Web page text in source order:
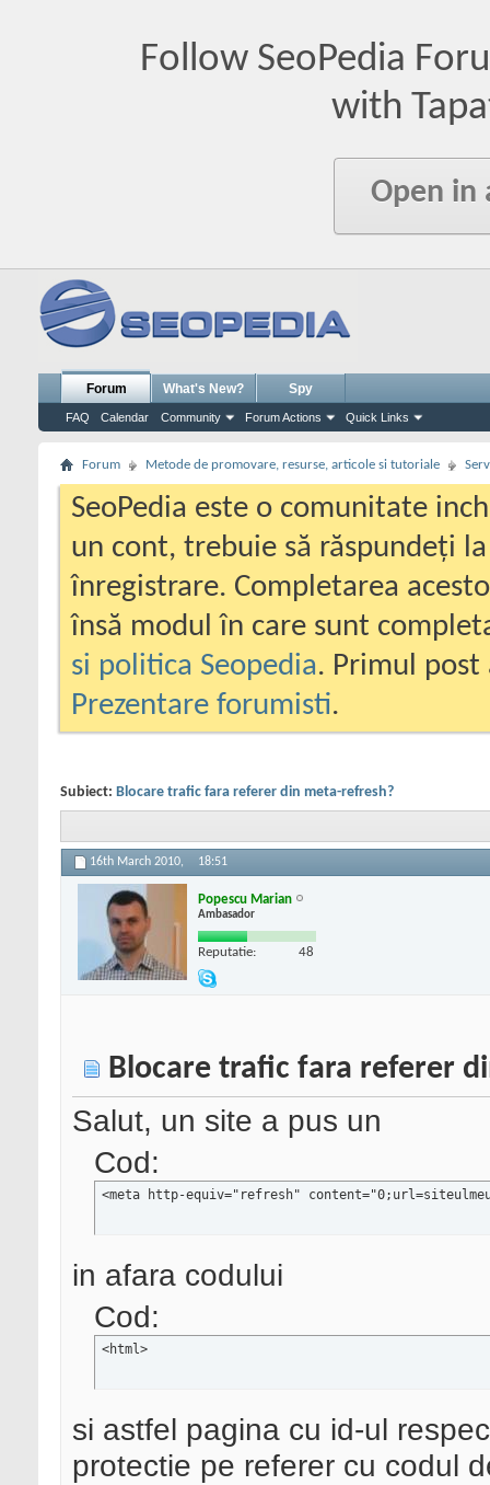
Follow SeoPedia
with
Open in
Forum
FAQ Calendar Community Forum Actions Quick Links
What's New? Spy
Forum Metode de promovare, resurse, articole si tutoriale
SeoPedia este o comunitate
un cont, trebuie să răspundeți
înregistrare. Completarea
însă modul în care sunt
si politica Seopedia. Primul
Prezentare forumisti.
Subiect: Blocare trafic fara referer din meta-refresh?
16th March 2010, 18:51
Popescu Marian
Ambasador
Reputatie: 48
Blocare trafic fara referer
Salut, un site a pus un
Cod:
<meta http-equiv="refresh"
in afara codului
Cod:
<html>
si astfel pagina cu id-ul
protectie pe referer cu codul